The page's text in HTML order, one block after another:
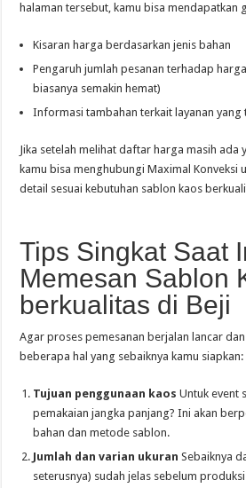
halaman tersebut, kamu bisa mendapatkan
Kisaran harga berdasarkan jenis bahan
Pengaruh jumlah pesanan terhadap
biasanya semakin hemat)
Informasi tambahan terkait layanan yang
Jika setelah melihat daftar harga masih ada
kamu bisa menghubungi Maximal Konveksi
detail sesuai kebutuhan sablon kaos
Tips Singkat Saat
Memesan Sablon
berkualitas di Beji
Agar proses pemesanan berjalan lancar
beberapa hal yang sebaiknya kamu siapkan:
Tujuan penggunaan kaos Untuk event
pemakaian jangka panjang? Ini akan
bahan dan metode sablon.
Jumlah dan varian ukuran Sebaiknya
seterusnya) sudah jelas sebelum